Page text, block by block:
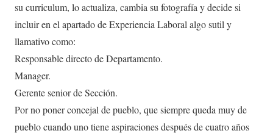
su curriculum, lo actualiza, cambia su fotografía y decide si
incluir en el apartado de Experiencia Laboral algo sutil y
llamativo como:
Responsable directo de Departamento.
Manager.
Gerente senior de Sección.
Por no poner concejal de pueblo, que siempre queda muy de
pueblo cuando uno tiene aspiraciones después de cuatro años